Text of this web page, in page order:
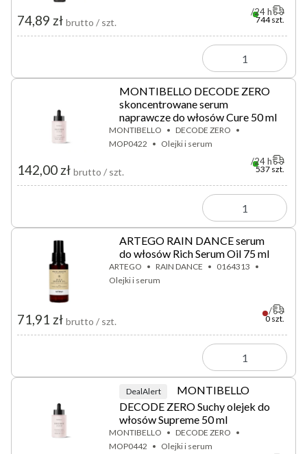
74,89 zł brutto / szt. 744 szt.
24 h
MONTIBELLO DECODE ZERO
skoncentrowane serum
naprawcze do włosów Cure 50 ml
MONTIBELLO
DECODE ZERO
MOP0422
Olejki i serum
142,00 zł brutto / szt. 537 szt.
24 h
ARTEGO RAIN DANCE serum
do włosów Rich Serum Oil 75 ml
ARTEGO RAIN DANCE
0164313
Olejki i serum
71,91 zł brutto / szt. 0 szt.
DealAlert
MONTIBELLO
DECODE ZERO Suchy olejek do
włosów Supreme 50 ml
MONTIBELLO
DECODE ZERO
MOP0442
Olejki i serum